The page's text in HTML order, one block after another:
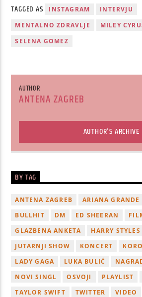
TAGGED AS INSTAGRAM
INTERVJU
MENTALNO ZDRAVLJE
MILEY
SELENA GOMEZ
AUTHOR
ANTENA ZAGREB
AUTHOR'S ARCHIVE
BY TAG
ANTENA ZAGREB ARIANA GRANDE
BULLHIT
DM ED SHEERAN
GLAZBENA ANKETA
HARRY STYLES
JUTARNJI SHOW
KONCERT
LADY GAGA
LUKA BULIĆ
NOVI SINGL
OSVOJI PLAYLIST
TAYLOR SWIFT
TWITTER VIDEO